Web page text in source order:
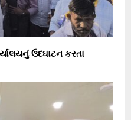
ઉદઘાટન કરતા